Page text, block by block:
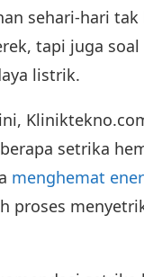
sehari-hari tak
tapi juga soal
listrik.
setrika
menghemat
proses